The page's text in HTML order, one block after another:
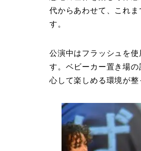
代からあわせて、これ
す。
公演中はフラッシュを
す。ベビーカー置き場
心して楽しめる環境が整